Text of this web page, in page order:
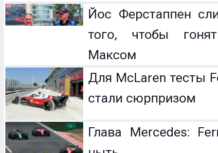
Йос Ферстаппен
того, чтобы
Максом
Для McLaren тесты
стали сюрпризом
Глава Mercedes: